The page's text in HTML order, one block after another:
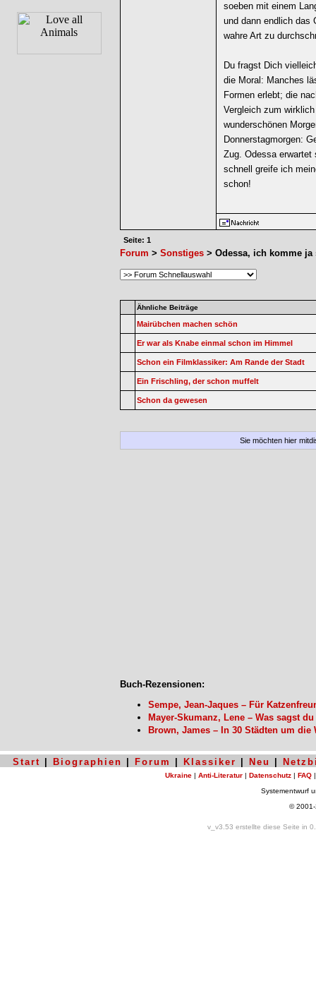
soeben mit einem
und dann endlich das
wahre Art zu
Du fragst Dich
die Moral: Manches
Formen erlebt; die
Vergleich zum
wunderschönen
Donnerstagmorgen:
Zug. Odessa erwartet
schnell greife ich
schon!
Seite: 1
Forum > Sonstiges > Odessa, ich komme ja
Ähnliche Beiträge
Mairübchen machen schön
Er war als Knabe einmal schon im Himmel
Schon ein Filmklassiker: Am Rande der Stadt
Ein Frischling, der schon muffelt
Schon da gewesen
Sie möchten hier
Buch-Rezensionen:
Sempe, Jean-Jaques – Für
Mayer-Skumanz, Lene – Was sagst
Brown, James – In 30 Städten um die
Start Biographien Forum Klassiker Neu
Ukraine | Anti-Literatur | Datenschutz | FAQ
Systementwurf
©
v_v3.53 erstellte diese Seite in